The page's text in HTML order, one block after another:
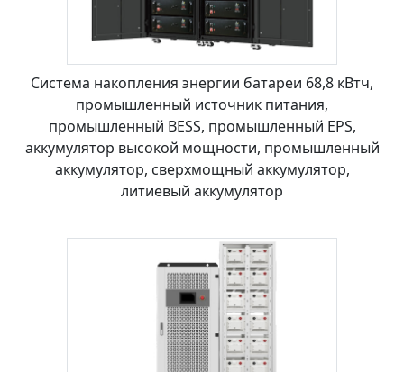
Система накопления энергии батареи 68,8 кВтч,
промышленный источник питания,
промышленный BESS, промышленный EPS,
аккумулятор высокой мощности, промышленный
аккумулятор, сверхмощный аккумулятор,
литиевый аккумулятор